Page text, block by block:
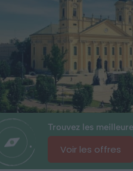
Trouvez les
Voir les offres